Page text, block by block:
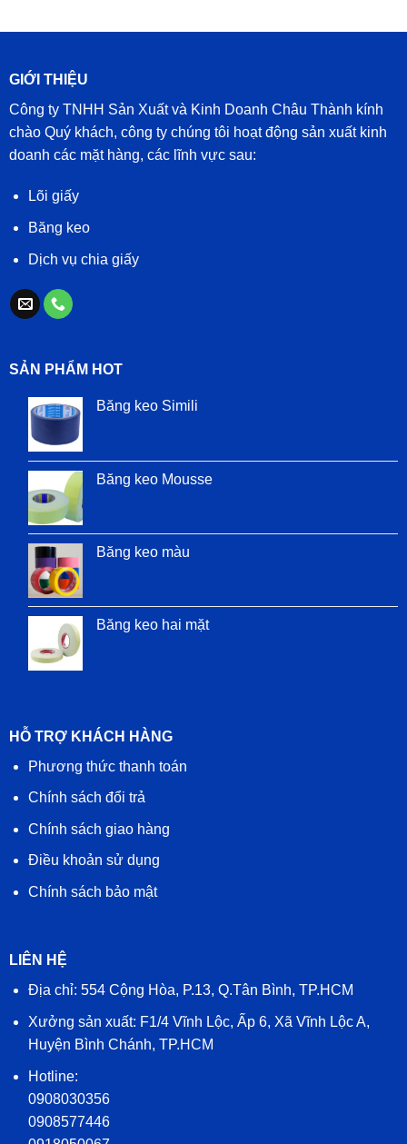
GIỚI THIỆU
Công ty TNHH Sản Xuất và Kinh Doanh Châu Thành kính
chào Quý khách, công ty chúng tôi hoạt động sản xuất kinh
doanh các mặt hàng, các lĩnh vực sau:
Lõi giấy
Băng keo
Dịch vụ chia giấy
SẢN PHẨM HOT
Băng keo Simili
Băng keo Mousse
Băng keo màu
Băng keo hai mặt
HỖ TRỢ KHÁCH HÀNG
Phương thức thanh toán
Chính sách đổi trả
Chính sách giao hàng
Điều khoản sử dụng
Chính sách bảo mật
LIÊN HỆ
Địa chỉ: 554 Cộng Hòa, P.13, Q.Tân Bình, TP.HCM
Xưởng sản xuất: F1/4 Vĩnh Lộc, Ấp 6, Xã Vĩnh Lộc A,
Huyện Bình Chánh, TP.HCM
Hotline:
0908030356
0908577446